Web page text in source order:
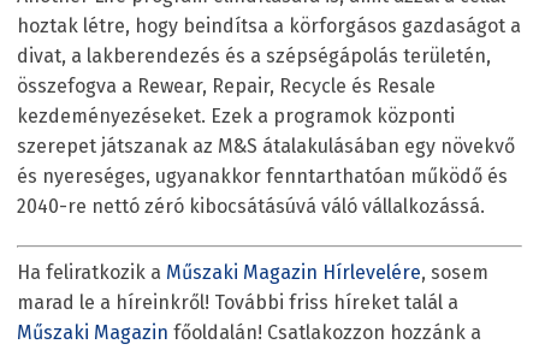
hoztak létre, hogy beindítsa a körforgásos gazdaságot a
divat, a lakberendezés és a szépségápolás területén,
összefogva a Rewear, Repair, Recycle és Resale
kezdeményezéseket. Ezek a programok központi
szerepet játszanak az M&S átalakulásában egy növekvő
és nyereséges, ugyanakkor fenntarthatóan működő és
2040-re nettó zéró kibocsátásúvá váló vállalkozássá.
Ha feliratkozik a Műszaki Magazin Hírlevelére, sosem
marad le a híreinkről! További friss híreket talál a
Műszaki Magazin főoldalán! Csatlakozzon hozzánk a